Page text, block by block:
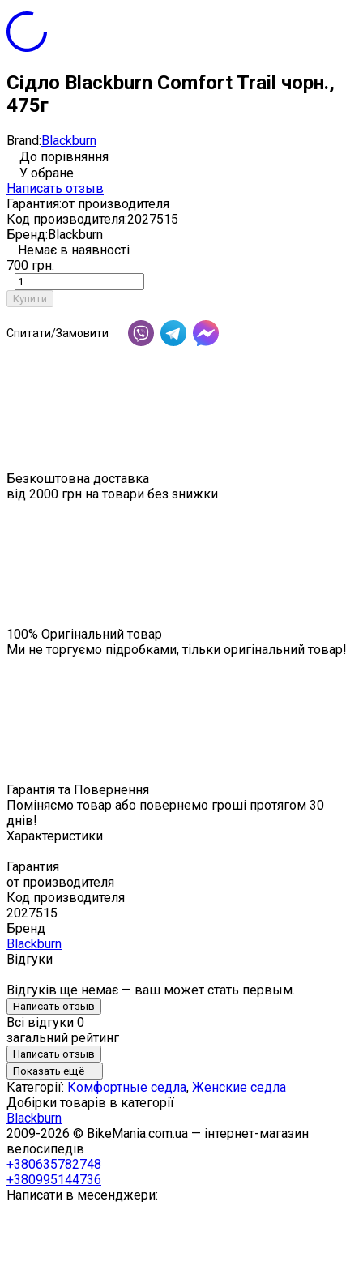
Сідло Blackburn Comfort Trail чорн.,
475г
Brand:Blackburn
До порівняння
У обране
Написать отзыв
Гарантия:от производителя
Код производителя:2027515
Бренд:Blackburn
Немає в наявності
700 грн.
Купити
Спитати/Замовити
Безкоштовна доставка
від 2000 грн на товари без знижки
100% Оригінальний товар
Ми не торгуємо підробками, тільки оригінальний товар!
Гарантія та Повернення
Поміняємо товар або повернемо гроші протягом 30
днів!
Характеристики
Гарантия
от производителя
Код производителя
2027515
Бренд
Blackburn
Відгуки
Відгуків ще немає — ваш может стать первым.
Написать отзыв
Всі відгуки 0
загальний рейтинг
Написать отзыв
Показать ещё
Категорії: Комфортные седла, Женские седла
Добірки товарів в категорії
Blackburn
2009-2026 © BikeMania.com.ua — інтернет-магазин
велосипедів
+380635782748
+380995144736
Написати в месенджери: